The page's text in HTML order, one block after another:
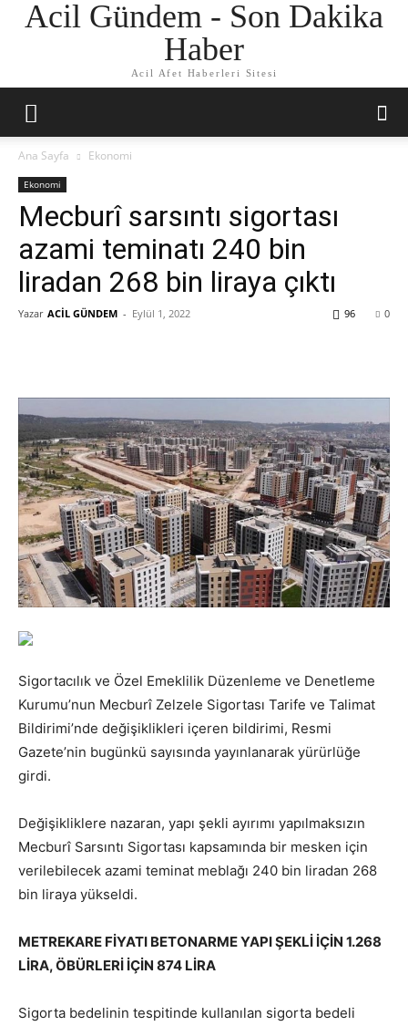
Acil Gündem - Son Dakika
Haber
Acil Afet Haberleri Sitesi
Ana Sayfa Ekonomi
Ekonomi
Mecburî sarsıntı sigortası
azami teminatı 240 bin
liradan 268 bin liraya çıktı
Yazar ACİL GÜNDEM - Eylül 1, 2022 0
96
Sigortacılık ve Özel Emeklilik Düzenleme ve Denetleme
Kurumu’nun Mecburî Zelzele Sigortası Tarife ve Talimat
Bildirimi’nde değişiklikleri içeren bildirimi, Resmi
Gazete’nin bugünkü sayısında yayınlanarak yürürlüğe
girdi.
Değişikliklere nazaran, yapı şekli ayırımı yapılmaksızın
Mecburî Sarsıntı Sigortası kapsamında bir mesken için
verilebilecek azami teminat meblağı 240 bin liradan 268
bin liraya yükseldi.
METREKARE FİYATI BETONARME YAPI ŞEKLİ İÇİN 1.268
LİRA, ÖBÜRLERİ İÇİN 874 LİRA
Sigorta bedelinin tespitinde kullanılan sigorta bedeli